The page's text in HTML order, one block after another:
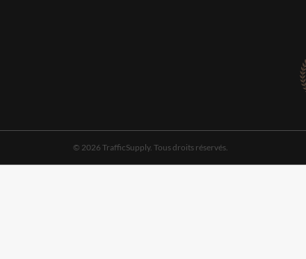
© 2026 TrafficSupply. Tous droits réservés.